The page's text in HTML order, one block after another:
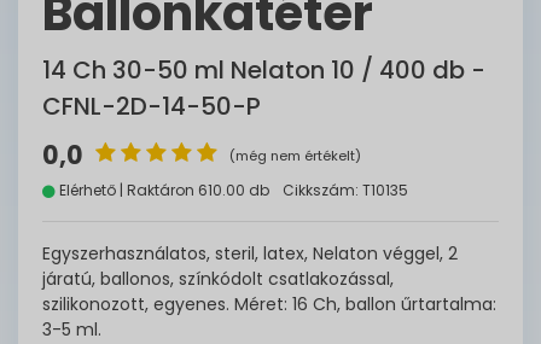
Ballonkatéter
14 Ch 30-50 ml Nelaton 10 / 400 db -
CFNL-2D-14-50-P
0,0 (még nem értékelt)
Elérhető | Raktáron 610.00 db Cikkszám: T10135
Egyszerhasználatos, steril, latex, Nelaton véggel, 2
járatú, ballonos, színkódolt csatlakozással,
szilikonozott, egyenes. Méret: 16 Ch, ballon űrtartalma:
3-5 ml.